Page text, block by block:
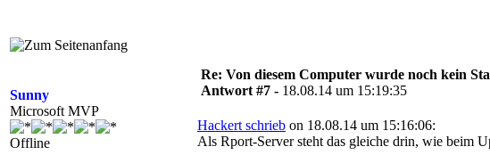
Sunny
Microsoft MVP
Offline
Re: Von diesem Computer wurde noch kein
Antwort #7 - 18.08.14 um 15:19:35
Hackert schrieb on 18.08.14 um 15:16:06:
Als Rport-Server steht das gleiche drin, wie beim